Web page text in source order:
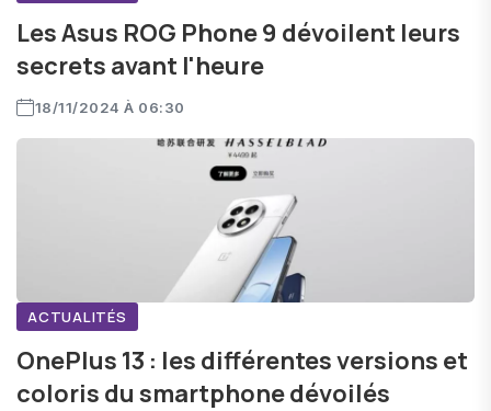
Les Asus ROG Phone 9 dévoilent leurs
secrets avant l'heure
18/11/2024 À 06:30
ACTUALITÉS
OnePlus 13 : les différentes versions et
coloris du smartphone dévoilés